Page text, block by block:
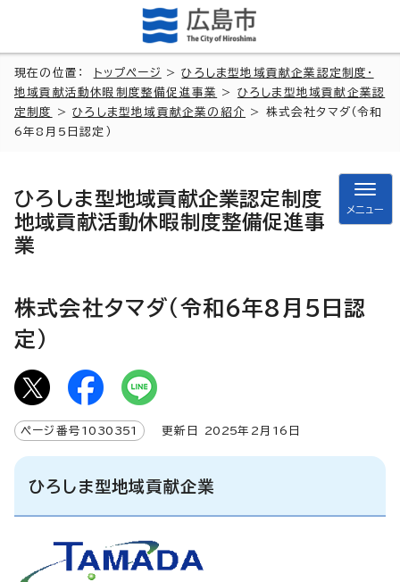
現在の位置： トップページ >ひろしま型地域貢献企業認定制度・
地域貢献活動休暇制度整備促進事業
> ひろしま型地域貢献企業認
定制度
>ひろしま型地域貢献企業の紹介
> 株式会社タマダ（令和
6年8月5日認定）
ひろしま型地域貢献企業認定制度
地域貢献活動休暇制度整備促進事
業
メニュー
株式会社タマダ（令和6年8月5日認
定）
ページ番号 1030351 更新日 2025年2月 16 日
ひろしま型地域貢献企業